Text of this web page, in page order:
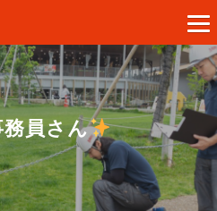
員さん